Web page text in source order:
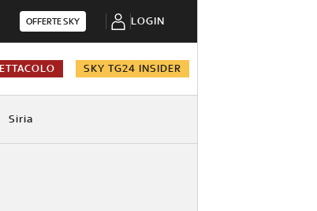
OFFERTE SKY LOGIN
SKY TG24 INSIDER
Siria